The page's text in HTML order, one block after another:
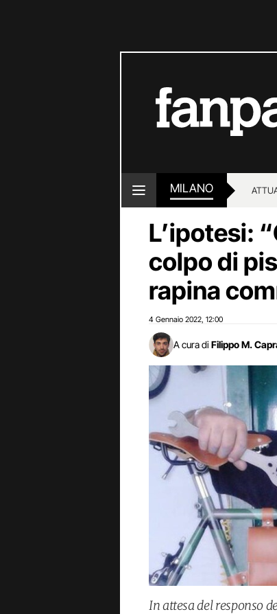
MILANO
L’ipotesi:
colpo di
rapina
4 Gennaio 2022 12:00
A cura di Filippo M.
In attesa del responso